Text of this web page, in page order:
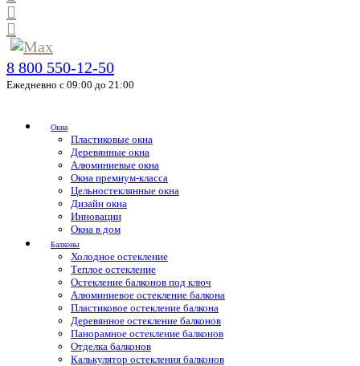
8 800 550-12-50
Ежедневно с 09:00 до 21:00
Окна
Пластиковые окна
Деревянные окна
Алюминиевые окна
Окна премиум-класса
Цельностеклянные окна
Дизайн окна
Инновации
Окна в дом
Балконы
Холодное остекление
Теплое остекление
Остекление балконов под ключ
Алюминиевое остекление балкона
Пластиковое остекление балкона
Деревянное остекление балконов
Панорамное остекление балконов
Отделка балконов
Калькулятор остекления балконов